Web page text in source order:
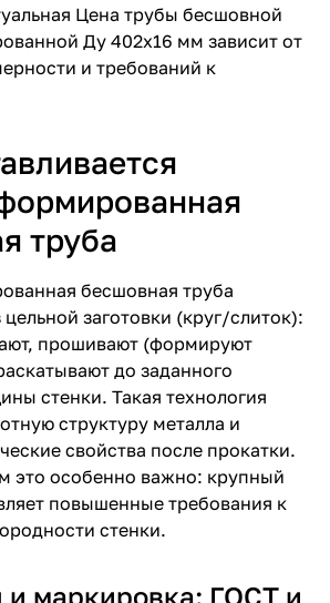
Цена трубы бесшовной
Ду 402х16 мм зависит от
и требований к
труба
бесшовная труба
заготовки (круг/слиток):
прошивают (формируют
до заданного
стенки. Такая технология
структуру металла и
свойства после прокатки.
это особенно важно: крупный
повышенные требования к
стенки.
маркировка: ГОСТ и